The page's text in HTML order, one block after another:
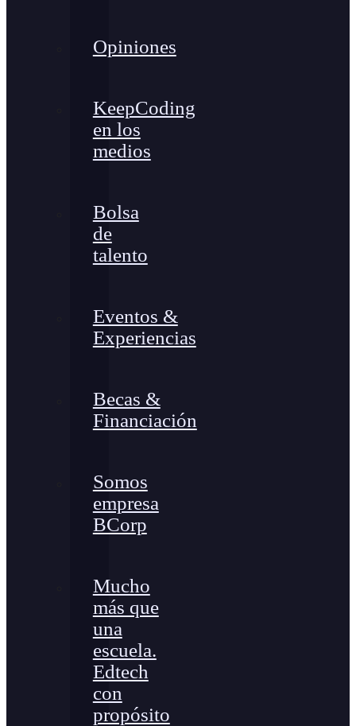
Opiniones
KeepCoding
en los
medios
Bolsa
de
talento
Eventos &
Experiencias
Becas &
Financiación
Somos
empresa
BCorp
Mucho
más que
una
escuela.
Edtech
con
propósito